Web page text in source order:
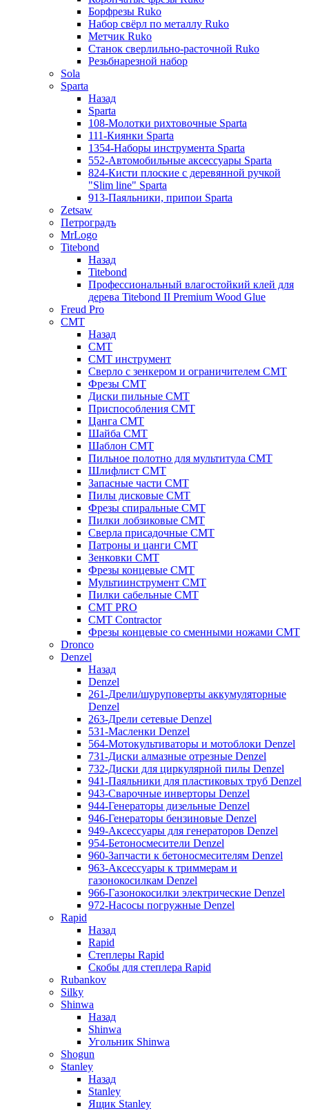
Борфрезы Ruko
Набор свёрл по металлу Ruko
Метчик Ruko
Станок сверлильно-расточной Ruko
Резьбнарезной набор
Sola
Sparta
Назад
Sparta
108-Молотки рихтовочные Sparta
111-Киянки Sparta
1354-Наборы инструмента Sparta
552-Автомобильные аксессуары Sparta
824-Кисти плоские с деревянной ручкой
"Slim line" Sparta
913-Паяльники, припои Sparta
Zetsaw
Петроградъ
MrLogo
Titebond
Назад
Titebond
Профессиональный влагостойкий клей для
дерева Titebond II Premium Wood Glue
Freud Pro
CMT
Назад
CMT
CMT инструмент
Сверло с зенкером и ограничителем CMT
Фрезы CMT
Диски пильные CMT
Приспособления СМТ
Цанга CMT
Шайба CMT
Шаблон CMT
Пильное полотно для мультитула CMT
Шлифлист CMT
Запасные части CMT
Пилы дисковые CMT
Фрезы спиральные CMT
Пилки лобзиковые СМТ
Сверла присадочные СМТ
Патроны и цанги CMT
Зенковки СМТ
Фрезы концевые CMT
Мультиинструмент СМТ
Пилки сабельные СМТ
CMT PRO
CMT Contractor
Фрезы концевые со сменными ножами CMT
Dronco
Denzel
Назад
Denzel
261-Дрели/шуруповерты аккумуляторные
Denzel
263-Дрели сетевые Denzel
531-Масленки Denzel
564-Мотокультиваторы и мотоблоки Denzel
731-Диски алмазные отрезные Denzel
732-Диски для циркулярной пилы Denzel
941-Паяльники для пластиковых труб Denzel
943-Сварочные инверторы Denzel
944-Генераторы дизельные Denzel
946-Генераторы бензиновые Denzel
949-Аксессуары для генераторов Denzel
954-Бетоносмесители Denzel
960-Запчасти к бетоносмесителям Denzel
963-Аксессуары к триммерам и
газонокосилкам Denzel
966-Газонокосилки электрические Denzel
972-Насосы погружные Denzel
Rapid
Назад
Rapid
Степлеры Rapid
Скобы для cтеплера Rapid
Rubankov
Silky
Shinwa
Назад
Shinwa
Угольник Shinwa
Shogun
Stanley
Назад
Stanley
Ящик Stanley